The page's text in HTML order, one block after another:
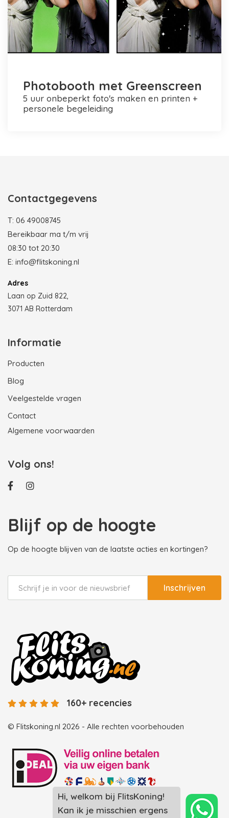
Hi, welkom bij FlitsKoning!
Kan ik je misschien ergens
Photobooth met Greenscreen
5 uur onbeperkt foto's maken en printen +
personele begeleiding
Contactgegevens
T: 06 49008745
Bereikbaar ma t/m vrij
08:30 tot 20:30
E: info@flitskoning.nl
Adres
Laan op Zuid 822,
3071 AB Rotterdam
Informatie
Producten
Blog
Veelgestelde vragen
Contact
Algemene voorwaarden
Volg ons!
Blijf op de hoogte
Op de hoogte blijven van de laatste acties en kortingen?
Inschrijven
© Flitskoning.nl 2026 - Alle rechten voorbehouden
160+ recencies
Landingspagina overzicht photobooths
Landingspagina overzicht videobooths